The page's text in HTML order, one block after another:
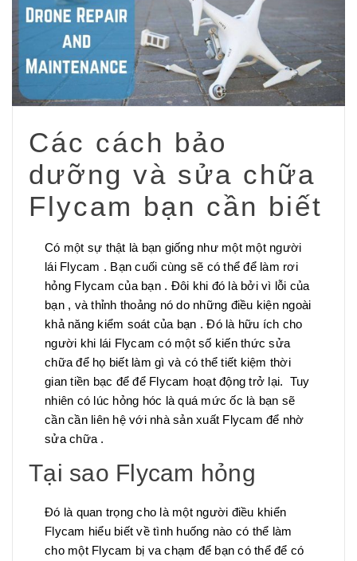
Các cách bảo
dưỡng và sửa chữa
Flycam bạn cần biết
Có một sự thật là bạn giống như một một người
lái Flycam . Bạn cuối cùng sẽ có thể để làm rơi
hỏng Flycam của bạn . Đôi khi đó là bởi vì lỗi của
bạn , và thỉnh thoảng nó do những điều kiện ngoài
khả năng kiểm soát của bạn . Đó là hữu ích cho
người khi lái Flycam có một số kiến thức sửa
chữa để họ biết làm gì và có thể tiết kiệm thời
gian tiền bạc để để Flycam hoạt động trở lại. Tuy
nhiên có lúc hỏng hóc là quá mức ốc là bạn sẽ
cần cần liên hệ với nhà sản xuất Flycam để nhờ
sửa chữa .
Tại sao Flycam hỏng
Đó là quan trọng cho là một người điều khiển
Flycam hiểu biết về tình huống nào có thể làm
cho một Flycam bị va chạm để bạn có thể để có